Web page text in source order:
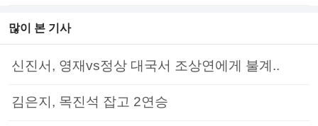
많이 본 기사
신진서, 영재vs정상 대국서 조상연에게 불계..
김은지, 목진석 잡고 2연승